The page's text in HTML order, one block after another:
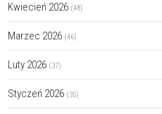
Kwiecień 2026 (48)
Marzec 2026 (46)
Luty 2026 (37)
Styczeń 2026 (35)